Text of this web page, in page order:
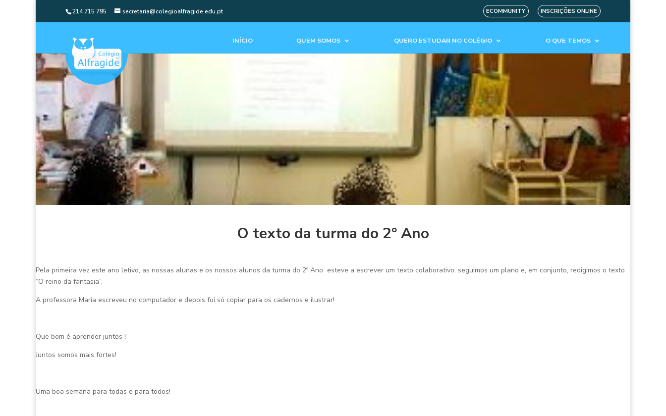
214 715 795 secretaria@colegioalfragide.edu.pt ECOMMUNITY INSCRIÇÕES ONLINE
INÍCIO QUEM SOMOS QUERO ESTUDAR NO COLÉGIO O QUE TEMOS
O texto da turma do 2º Ano
Pela primeira vez este ano letivo, as nossas alunas e os nossos alunos da turma do 2º Ano esteve a escrever um texto colaborativo: seguimos um plano e, em conjunto, redigimos o texto
“O reino da fantasia”.
A professora Maria escreveu no computador e depois foi só copiar para os cadernos e ilustrar!
Que bom é aprender juntos !
Juntos somos mais fortes!
Uma boa semana para todas e para todos!